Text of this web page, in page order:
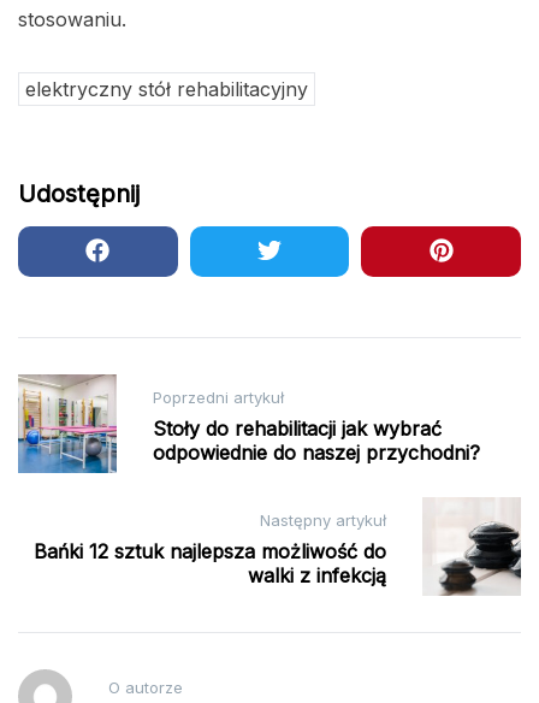
stosowaniu.
elektryczny stół rehabilitacyjny
Udostępnij
Nawigacja
wpisu
Poprzedni artykuł
Stoły do rehabilitacji jak wybrać
odpowiednie do naszej przychodni?
Następny artykuł
Bańki 12 sztuk najlepsza możliwość do
walki z infekcją
O autorze